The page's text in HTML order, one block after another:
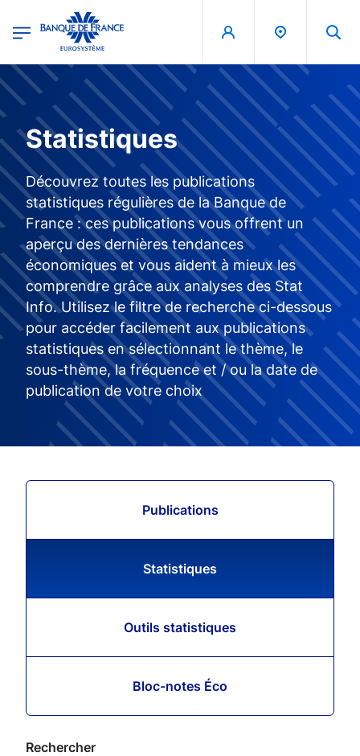
Banque de France - Menu Principal
Statistiques
Découvrez toutes les publications
statistiques régulières de la Banque de
France : ces publications vous offrent un
aperçu des dernières tendances
économiques et vous aident à mieux les
comprendre grâce aux analyses des Stat
Info. Utilisez le filtre de recherche ci-dessous
pour accéder facilement aux publications
statistiques en sélectionnant le thème, le
sous-thème, la fréquence et / ou la date de
publication de votre choix
Publications
Statistiques
Outils statistiques
Bloc-notes Éco
Rechercher